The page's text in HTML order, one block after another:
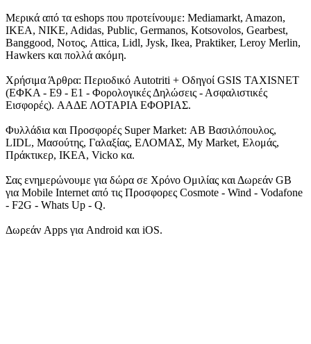
Μερικά από τα eshops που προτείνουμε: Mediamarkt, Amazon,
IKEA, NIKE, Adidas, Public, Germanos, Kotsovolos, Gearbest,
Banggood, Νοτος, Attica, Lidl, Jysk, Ikea, Praktiker, Leroy Merlin,
Hawkers και πολλά ακόμη.
Χρήσιμα Άρθρα: Περιοδικό Autotriti + Οδηγοί GSIS TAXISNET
(ΕΦΚΑ - Ε9 - Ε1 - Φορολογικές Δηλώσεις - Ασφαλιστικές
Εισφορές). ΑΑΔΕ ΛΟΤΑΡΙΑ ΕΦΟΡΙΑΣ.
Φυλλάδια και Προσφορές Super Market: ΑΒ Βασιλόπουλος,
LIDL, Μασούτης, Γαλαξίας, ΕΛΟΜΑΣ, My Market, Ελομάς,
Πράκτικερ, ΙΚΕΑ, Vicko κα.
Σας ενημερώνουμε για δώρα σε Χρόνο Ομιλίας και Δωρεάν GB
για Mobile Internet από τις Προσφορες Cosmote - Wind - Vodafone
- F2G - Whats Up - Q.
Δωρεάν Apps για Android και iOS.